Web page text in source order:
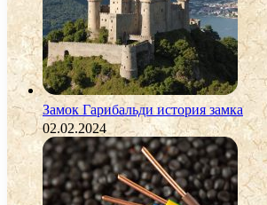
Замок Гарибальди история замка
02.02.2024